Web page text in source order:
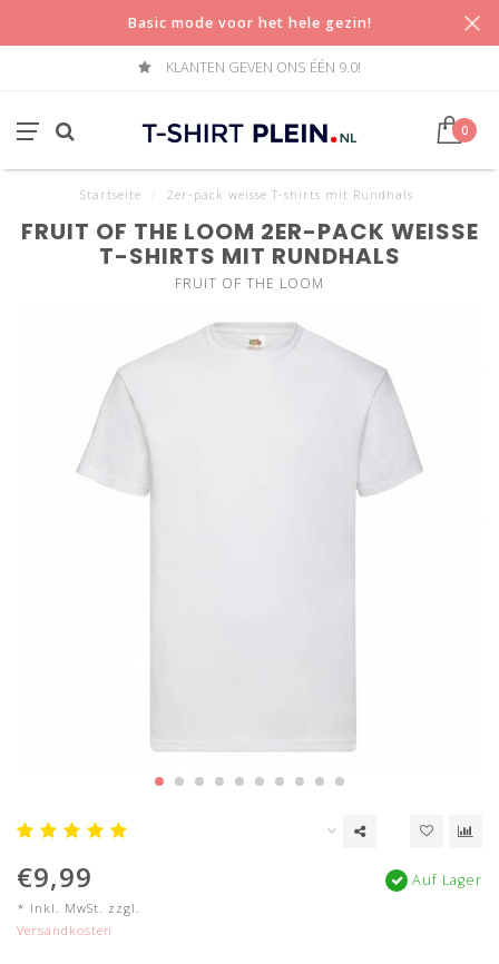
Basic mode voor het hele gezin!
KLANTEN GEVEN ONS ÉÉN 9.0!
0
Startseite 2er-pack weisse T-shirts mit Rundhals
FRUIT OF THE LOOM 2ER-PACK WEISSE
T-SHIRTS MIT RUNDHALS
FRUIT OF THE LOOM
€9,99
* Inkl. MwSt. zzgl.
Versandkosten
Auf Lager